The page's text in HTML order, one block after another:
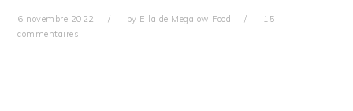
6 novembre 2022 by Ella de Megalow Food
15
commentaires